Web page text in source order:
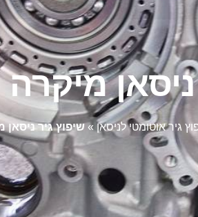
מיקרה
גיר אוטומטי לניסאן »שיפוץ גיר ניסאן